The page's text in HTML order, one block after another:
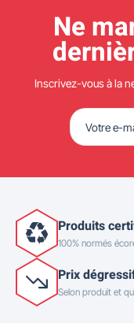
Ne
Inscrivez-vous à la
Produits
100% normés
Prix
Selon produit et